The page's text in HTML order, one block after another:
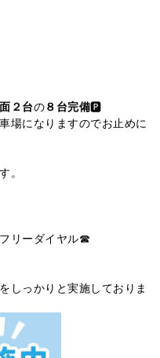
２台の８台完備🅿️
場になりますのでお止めに
。
リーダイヤル☎
しっかりと実施しておりま